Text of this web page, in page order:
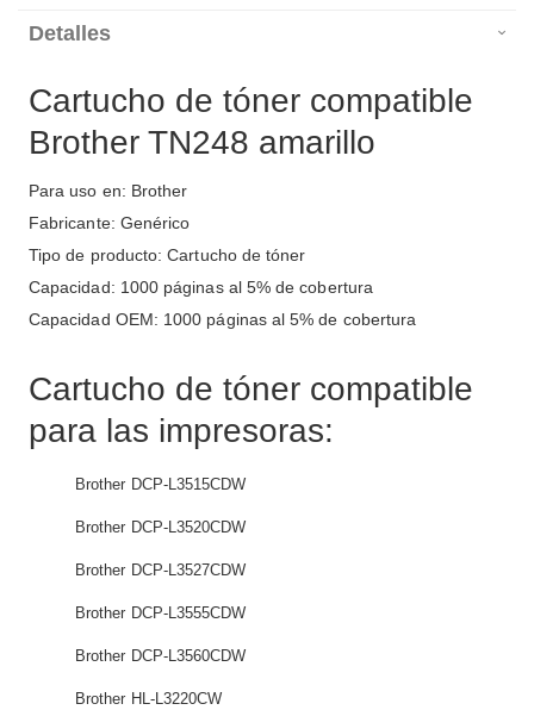
Detalles
Cartucho de tóner compatible
Brother TN248 amarillo
Para uso en: Brother
Fabricante: Genérico
Tipo de producto: Cartucho de tóner
Capacidad: 1000 páginas al 5% de cobertura
Capacidad OEM: 1000 páginas al 5% de cobertura
Cartucho de tóner compatible
para las impresoras:
Brother DCP-L3515CDW
Brother DCP-L3520CDW
Brother DCP-L3527CDW
Brother DCP-L3555CDW
Brother DCP-L3560CDW
Brother HL-L3220CW